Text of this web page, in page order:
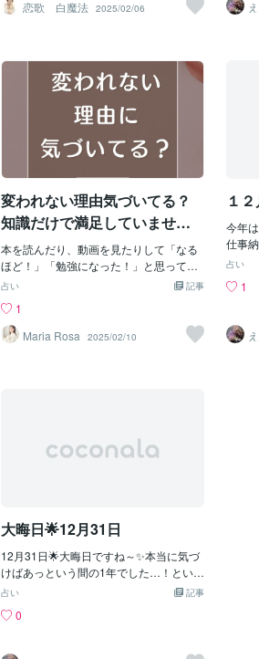
んな風に感じることすらないから。人
ら信じられる人に出会うには、まず自分
を信じることから始まります。自分の選
違っても、私は立ち上がれる」と信じ
くなれます。信頼とは、完璧な人を見つ
り添える関係を築くこと。「この人は絶
対に裏切らない」と思うのではなく、
「もし裏切られても、それでも一緒に考
尋ね
ブレスレットラッキーカラー：レッド♉
理に変えようとせず、自分のペースを大
切に。開運アドバイス：ゆっくりした時
ーアイテム：シルクのハンカチラッキー
1）運勢：★★★★★人との交流が幸運を
んでくる予感！ 開運アドバイス：気にな
った情報は積極的に取り入れて◎ ラッキ
ーアイテム：スマホスタンド ラッキーカ
ラー：ライトブルー♋ かに座（6/22〜7/2
2） 運勢：★★☆☆☆感情の浮き沈みが
激しくなりやすい日。無理せず、自分を
いたわる時間を作ろう。 開運アドバイ
を。 ラッキーアイテム：陶器のマグカッ
プ ラッキーカラー：シルバー♌ しし座
（7/23〜8/22） 運勢：★★★★★自信を
ー：ゴールド♍ おとめ座（8/23〜9/2
2） 運勢：★★★☆☆整理整頓が運気を
恋歌 白魔法 2025/02/06
うか
変われない理由気づいてる？
知識だけで満足していません
か？
本を読んだり、動画を見たりして「なる
ほど！」「勉強になった！」と思って
も、結局いつもの毎日に戻ってしまう…
得ることは大切ですが、見るだけ・読む
だけでは、何も変わりません。本当に変
わるために必要なこと✨💡 マインドをリ
ら…」そう思っているうちに、時間だけ
が過ぎてしまいます💦未来を変えるため
を全力でサポートします🫶✨📌 #じぶん
行動がカギ #習慣化 #変わりたい #未来は
自分次第
記事
占い
1
Maria Rosa
2025/02/10
１
今年
仕事
方も
用意
日に
する
占い
1
大晦日🌟12月31日
12月31日🌟大晦日ですね～✨本当に気づ
けばあっという間の1年でした…！という
方も少なくないのではないでしょうか🤔
読んでくださった方々🔮ありがとうござ
いりますのでよろしくお願いいたします
記事
占い
0